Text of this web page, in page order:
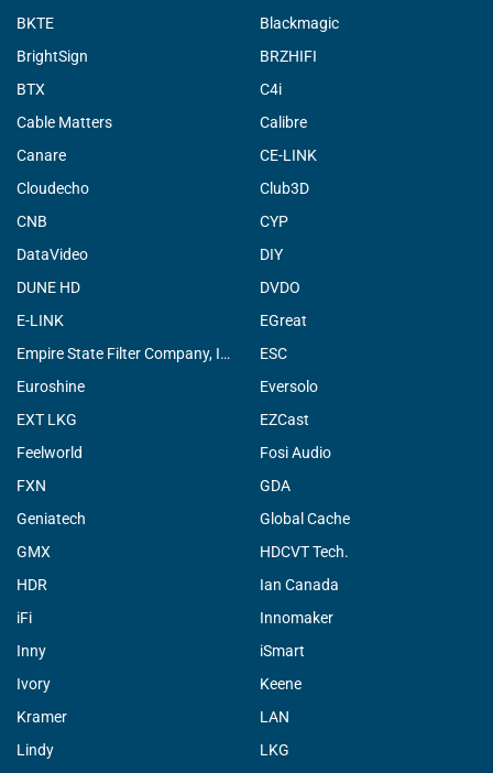
BKTE
Blackmagic
BrightSign
BRZHIFI
BTX
C4i
Cable Matters
Calibre
Canare
CE-LINK
Cloudecho
Club3D
CNB
CYP
DataVideo
DIY
DUNE HD
DVDO
E-LINK
EGreat
Empire State Filter Company, INC.
ESC
Euroshine
Eversolo
EXT LKG
EZCast
Feelworld
Fosi Audio
FXN
GDA
Geniatech
Global Cache
GMX
HDCVT Tech.
HDR
Ian Canada
iFi
Innomaker
Inny
iSmart
Ivory
Keene
Kramer
LAN
Lindy
LKG